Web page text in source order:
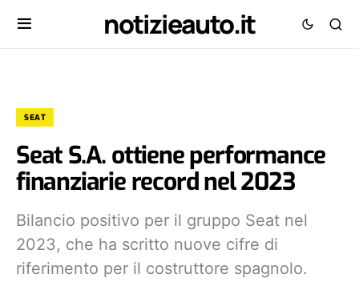
notizieauto.it
SEAT
Seat S.A. ottiene performance
finanziarie record nel 2023
Bilancio positivo per il gruppo Seat nel
2023, che ha scritto nuove cifre di
riferimento per il costruttore spagnolo.